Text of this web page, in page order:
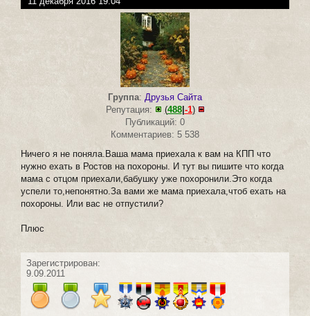
Группа: Друзья Сайта
Репутация:
(488| -1)
Публикаций: 0
Комментариев: 5 538
Ничего я не поняла.Ваша мама приехала к вам на КПП что
нужно ехать в Ростов на похороны. И тут вы пишите что когда
мама с отцом приехали,бабушку уже похоронили.Это когда
успели то,непонятно.За вами же мама приехала,чтоб ехать на
похороны. Или вас не отпустили?
Плюс
Зарегистрирован:
9.09.2011